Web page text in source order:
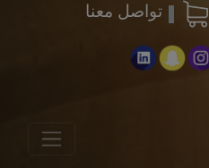
تواصل معنا